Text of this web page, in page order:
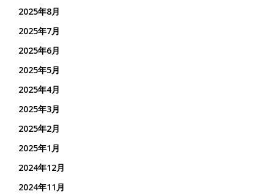
2025年8月
2025年7月
2025年6月
2025年5月
2025年4月
2025年3月
2025年2月
2025年1月
2024年12月
2024年11月